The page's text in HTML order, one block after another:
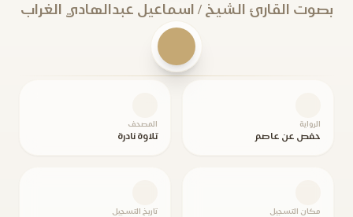
بصوت القارئ الشيخ / اسماعيل عبدالهادي الغراب
الرواية
حفص عن عاصم
المصحف
تلاوة نادرة
مكان التسجيل تاريخ التسجيل